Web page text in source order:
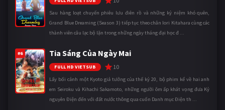
Sau hàng loạt chuyến phiêu lưu điên rồ và những kỷ niệm khó quên,
Grand Blue Dreaming (Season 3) tiếp tục theo chân Iori Kitahara cùng các
thành viên câu lạc bộ lặn trong những ngày tháng đại học đ ...
#6 Tia Sáng Của Ngày Mai
FULL HD VIETSUB 10
Lấy bối cảnh một Kyoto giả tưởng của thế kỷ 20, bộ phim kể về hai anh
em Seiroku và Kihachi Sakamoto, những người ôm ấp khát vọng đưa Kỷ
nguyên Điện đến với đất nước thông qua cuốn Danh mục Điện th ...